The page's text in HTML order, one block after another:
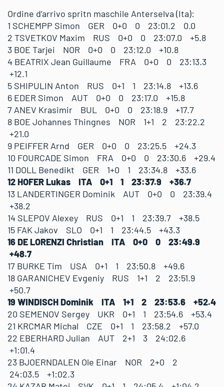
Ordine d’arrivo spritn maschile Anterselva (Ita):
1 SCHEMPP Simon GER 0+0 0 23:01.2 0.0
2 TSVETKOV Maxim RUS 0+0 0 23:07.0 +5.8
3 BOE Tarjei NOR 0+0 0 23:12.0 +10.8
4 BEATRIX Jean Guillaume FRA 0+0 0 23:13.3
+12.1
5 SHIPULIN Anton RUS 0+1 1 23:14.8 +13.6
6 EDER Simon AUT 0+0 0 23:17.0 +15.8
7 ANEV Krasimir BUL 0+0 0 23:18.9 +17.7
8 BOE Johannes Thingnes NOR 1+1 2 23:22.2
+21.0
9 PEIFFER Arnd GER 0+0 0 23:25.5 +24.3
10 FOURCADE Simon FRA 0+0 0 23:30.6 +29.4
11 DOLL Benedikt GER 1+0 1 23:34.8 +33.6
12 HOFER Lukas ITA 0+1 1 23:37.9 +36.7
13 LANDERTINGER Dominik AUT 0+0 0 23:39.4
+38.2
14 SLEPOV Alexey RUS 0+1 1 23:39.7 +38.5
15 FAK Jakov SLO 0+1 1 23:44.5 +43.3
16 DE LORENZI Christian ITA 0+0 0 23:49.9
+48.7
17 BURKE Tim USA 0+1 1 23:50.8 +49.6
18 GARANICHEV Evgeniy RUS 1+1 2 23:51.9
+50.7
19 WINDISCH Dominik ITA 1+1 2 23:53.6 +52.4
20 SEMENOV Sergey UKR 0+1 1 23:54.6 +53.4
21 KRCMAR Michal CZE 0+1 1 23:58.2 +57.0
22 EBERHARD Julian AUT 2+1 3 24:02.6
+1:01.4
23 BJOERNDALEN Ole Einar NOR 2+0 2
24:03.5 +1:02.3